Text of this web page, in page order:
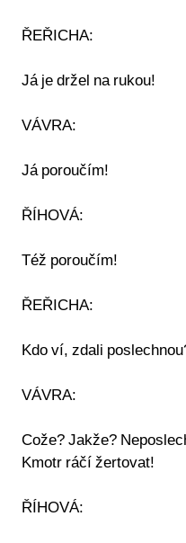
ŘEŘICHA:
Já je držel na rukou!
VÁVRA:
Já poroučím!
ŘÍHOVÁ:
Též poroučím!
ŘEŘICHA:
Kdo ví, zdali
VÁVRA:
Cože? Jakže?
Kmotr ráčí žertovat!
ŘÍHOVÁ: